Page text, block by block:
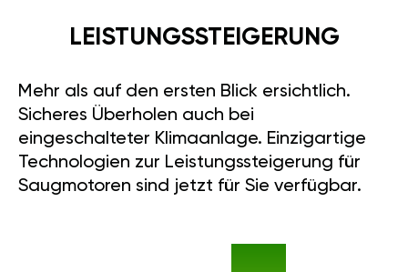
LEISTUNGSSTEIGERUNG
Mehr als auf den ersten Blick ersichtlich.
Sicheres Überholen auch bei
eingeschalteter Klimaanlage. Einzigartige
Technologien zur Leistungssteigerung für
Saugmotoren sind jetzt für Sie verfügbar.